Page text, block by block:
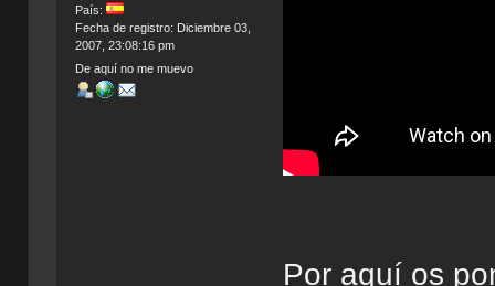
País:
Fecha de registro: Diciembre 03,
2007, 23:08:16 pm
De aquí no me muevo
Por aquí os